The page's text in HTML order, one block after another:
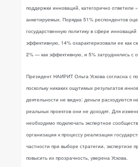
поддержки инноваций, категорично ответили
анкетируемых. Порядка 51% респондентов
государственную политику в сфере инноваций
эффективную, 14% охарактеризовали ее как
2% — как эффективную, и 5% затруднились с
Президент НАИРИТ Ольга Ускова согласна с
поскольку никаких ощутимых результатов
деятельности не видно: деньги расходуются
реальных проектов они не доходят. Для
необходимо подключать экспертное
организации к процессу реализации
частности при выборе стратегии, экспертизе
повысить их прозрачность, уверена Ускова.